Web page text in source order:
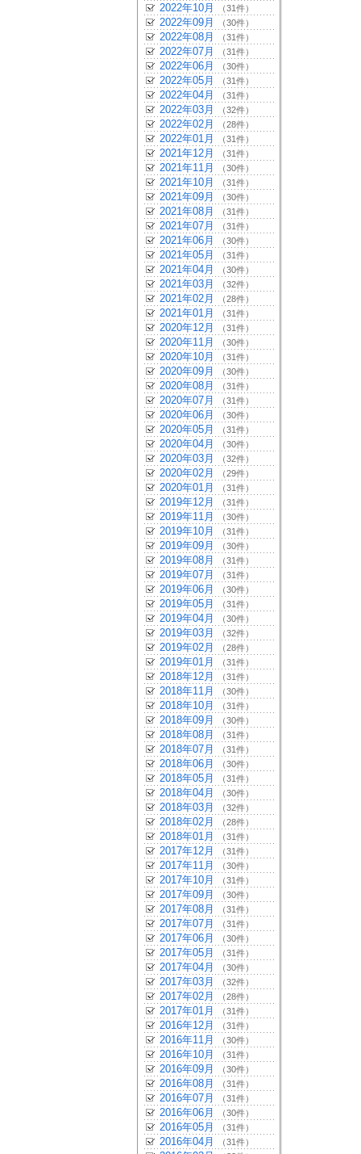
2022年10月 （31件）
2022年09月 （30件）
2022年08月 （31件）
2022年07月 （31件）
2022年06月 （30件）
2022年05月 （31件）
2022年04月 （31件）
2022年03月 （32件）
2022年02月 （28件）
2022年01月 （31件）
2021年12月 （31件）
2021年11月 （30件）
2021年10月 （31件）
2021年09月 （30件）
2021年08月 （31件）
2021年07月 （31件）
2021年06月 （30件）
2021年05月 （31件）
2021年04月 （30件）
2021年03月 （32件）
2021年02月 （28件）
2021年01月 （31件）
2020年12月 （31件）
2020年11月 （30件）
2020年10月 （31件）
2020年09月 （30件）
2020年08月 （31件）
2020年07月 （31件）
2020年06月 （30件）
2020年05月 （31件）
2020年04月 （30件）
2020年03月 （32件）
2020年02月 （29件）
2020年01月 （31件）
2019年12月 （31件）
2019年11月 （30件）
2019年10月 （31件）
2019年09月 （30件）
2019年08月 （31件）
2019年07月 （31件）
2019年06月 （30件）
2019年05月 （31件）
2019年04月 （30件）
2019年03月 （32件）
2019年02月 （28件）
2019年01月 （31件）
2018年12月 （31件）
2018年11月 （30件）
2018年10月 （31件）
2018年09月 （30件）
2018年08月 （31件）
2018年07月 （31件）
2018年06月 （30件）
2018年05月 （31件）
2018年04月 （30件）
2018年03月 （32件）
2018年02月 （28件）
2018年01月 （31件）
2017年12月 （31件）
2017年11月 （30件）
2017年10月 （31件）
2017年09月 （30件）
2017年08月 （31件）
2017年07月 （31件）
2017年06月 （30件）
2017年05月 （31件）
2017年04月 （30件）
2017年03月 （32件）
2017年02月 （28件）
2017年01月 （31件）
2016年12月 （31件）
2016年11月 （30件）
2016年10月 （31件）
2016年09月 （30件）
2016年08月 （31件）
2016年07月 （31件）
2016年06月 （30件）
2016年05月 （31件）
2016年04月 （31件）